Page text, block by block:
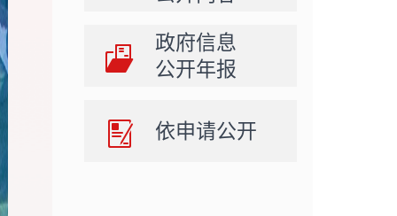
政府信息
公开年报
依申请公开